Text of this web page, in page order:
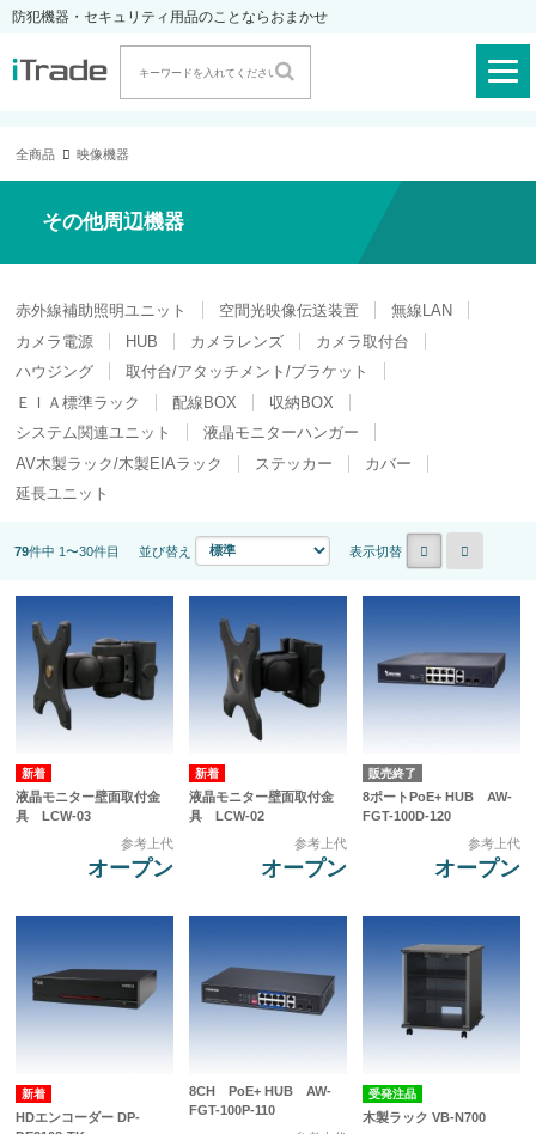
防犯機器・セキュリティ用品のことならおまかせ
全商品 映像機器
その他周辺機器
赤外線補助照明ユニット 空間光映像伝送装置
無線LAN
カメラ電源
HUB カメラレンズ
カメラ取付台
ハウジング
取付台/アタッチメント/ブラケット
ＥＩＡ標準ラック
配線BOX
収納BOX
システム関連ユニット
液晶モニターハンガー
AV木製ラック/木製EIAラック
ステッカー
カバー
延長ユニット
79件中 1〜30件目 並び替え 表示切替
液晶モニター壁面取付金
具 LCW-03
参考上代
オープン
液晶モニター壁面取付金
具 LCW-02
参考上代
オープン
販売終了
8ポートPoE+ HUB AW-
FGT-100D-120
参考上代
オープン
HDエンコーダー DP-
8CH PoE+ HUB AW-
FGT-100P-110
受発注品
木製ラック VB-N700